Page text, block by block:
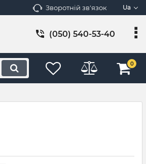
Зворотній зв'язок Ua
(050) 540-53-40
0